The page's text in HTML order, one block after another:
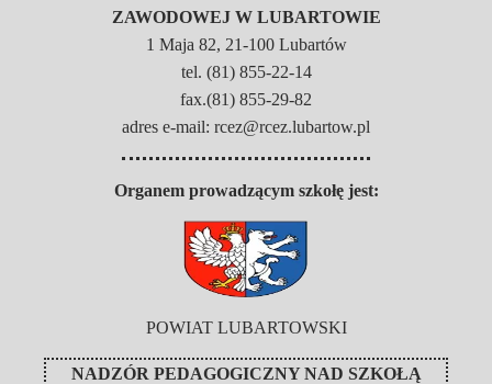
ZAWODOWEJ W LUBARTOWIE
1 Maja 82, 21-100 Lubartów
tel. (81) 855-22-14
fax.(81) 855-29-82
adres e-mail: rcez@rcez.lubartow.pl
Organem prowadzącym szkołę jest:
POWIAT LUBARTOWSKI
NADZÓR PEDAGOGICZNY NAD SZKOŁĄ